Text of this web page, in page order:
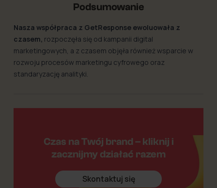
Podsumowanie
Nasza współpraca z GetResponse ewoluowała z
czasem, rozpoczęła się od kampanii digital
marketingowych, a z czasem objęła również wsparcie w
rozwoju procesów marketingu cyfrowego oraz
standaryzację analityki.
Czas na Twój brand – kliknij i
zacznijmy działać razem
Skontaktuj się